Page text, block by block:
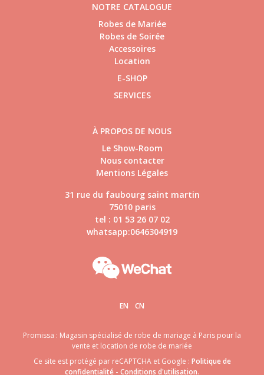
NOTRE CATALOGUE
Robes de Mariée
Robes de Soirée
Accessoires
Location
E-SHOP
SERVICES
À PROPOS DE NOUS
Le Show-Room
Nous contacter
Mentions Légales
31 rue du faubourg saint martin
75010 paris
tel : 01 53 26 07 02
whatsapp:0646304919
EN CN
Promissa : Magasin spécialisé de robe de mariage à Paris pour la
vente et location de robe de mariée
Ce site est protégé par reCAPTCHA et Google : Politique de
confidentialité - Conditions d'utilisation.